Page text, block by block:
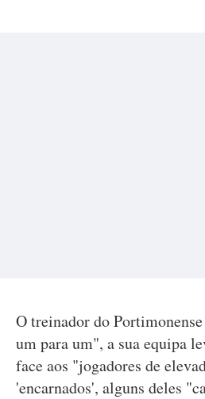
O treinador do
um para um", a sua equipa
face aos "jogadores de
'encarnados', alguns deles